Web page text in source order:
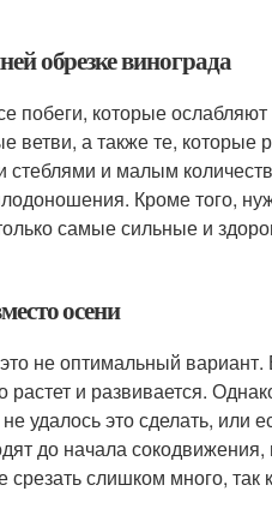
обрезке винограда
побеги, которые
а также те, которые
и малым
Кроме того,
самые сильные и
осени
не оптимальный
и развивается.
удалось это сделать, или
до начала
слишком много, так